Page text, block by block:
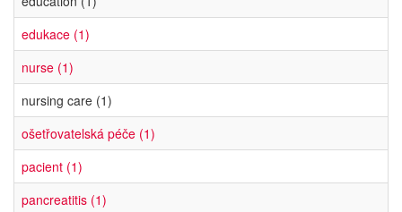
edukace (1)
nurse (1)
nursing care (1)
ošetřovatelská péče (1)
pacient (1)
pancreatitis (1)